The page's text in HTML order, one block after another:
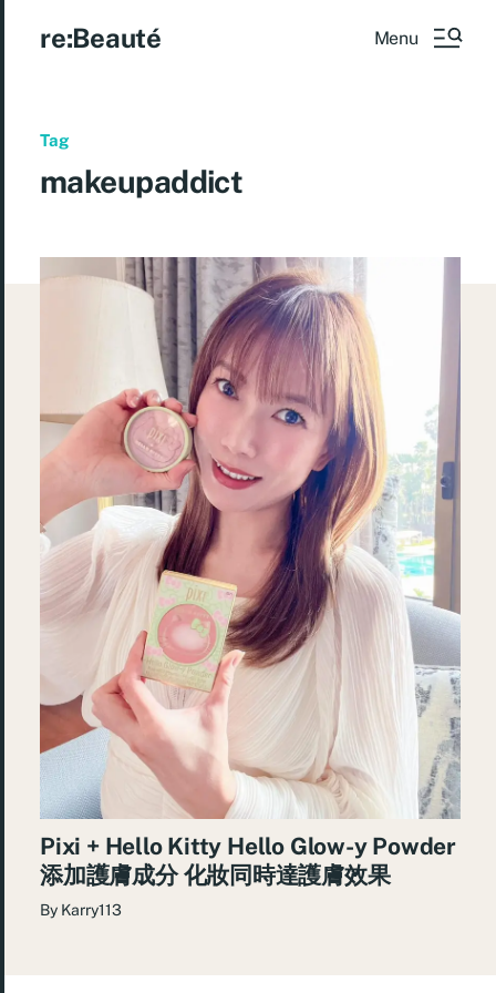
re:Beauté Menu
Tag
makeupaddict
Pixi + Hello Kitty Hello Glow-y Powder
添加護膚成分 化妝同時達護膚效果
By Karry113